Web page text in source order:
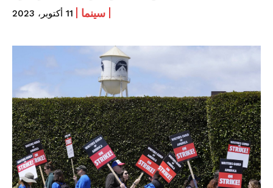
سينما 11 أكتوبر، 2023